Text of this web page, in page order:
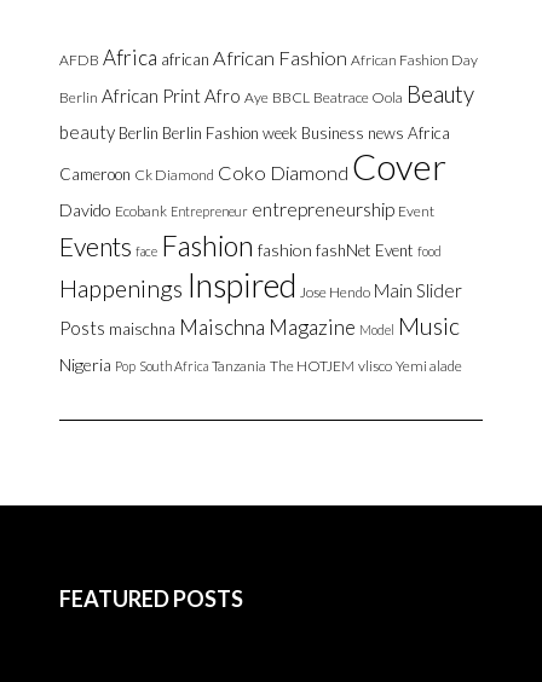
AFDB Africa african African Fashion African Fashion Day
Berlin African PrintAfro Aye BBCL Beatrace Oola Beauty
beauty Berlin Berlin Fashion week Business news Africa
Cameroon Ck Diamond Coko Diamond Cover
Davido Ecobank Entrepreneur entrepreneurship Event
Events face Fashion fashion fashNet Event food
Happenings Inspired Jose Hendo Main Slider
Posts maischna Maischna Magazine Model Music
Nigeria Pop South Africa Tanzania The HOTJEM vlisco Yemi alade
FEATURED POSTS